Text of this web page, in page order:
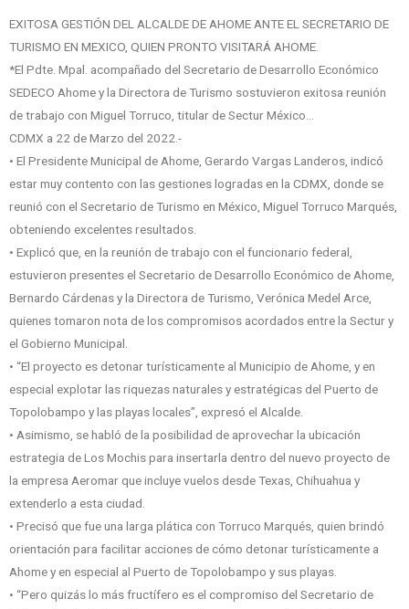
EXITOSA GESTIÓN DEL ALCALDE DE AHOME ANTE EL SECRETARIO DE
TURISMO EN MEXICO, QUIEN PRONTO VISITARÁ AHOME.
*El Pdte. Mpal. acompañado del Secretario de Desarrollo Económico
SEDECO Ahome y la Directora de Turismo sostuvieron exitosa reunión
de trabajo con Miguel Torruco, titular de Sectur México…
CDMX a 22 de Marzo del 2022.-
• El Presidente Municipal de Ahome, Gerardo Vargas Landeros, indicó
estar muy contento con las gestiones logradas en la CDMX, donde se
reunió con el Secretario de Turismo en México, Miguel Torruco Marqués,
obteniendo excelentes resultados.
• Explicó que, en la reunión de trabajo con el funcionario federal,
estuvieron presentes el Secretario de Desarrollo Económico de Ahome,
Bernardo Cárdenas y la Directora de Turismo, Verónica Medel Arce,
quienes tomaron nota de los compromisos acordados entre la Sectur y
el Gobierno Municipal.
• “El proyecto es detonar turísticamente al Municipio de Ahome, y en
especial explotar las riquezas naturales y estratégicas del Puerto de
Topolobampo y las playas locales”, expresó el Alcalde.
• Asimismo, se habló de la posibilidad de aprovechar la ubicación
estrategia de Los Mochis para insertarla dentro del nuevo proyecto de
la empresa Aeromar que incluye vuelos desde Texas, Chihuahua y
extenderlo a esta ciudad.
• Precisó que fue una larga plática con Torruco Marqués, quien brindó
orientación para facilitar acciones de cómo detonar turísticamente a
Ahome y en especial al Puerto de Topolobampo y sus playas.
• “Pero quizás lo más fructífero es el compromiso del Secretario de